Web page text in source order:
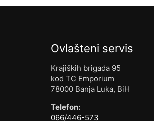
Ovlašteni servis
Krajiških brigada 95
kod TC Emporium
78000 Banja Luka, BiH
Telefon:
066/446-573